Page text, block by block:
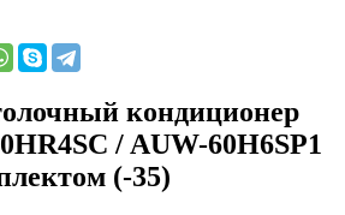
кондиционер
/ AUW-60H6SP1
(-35)